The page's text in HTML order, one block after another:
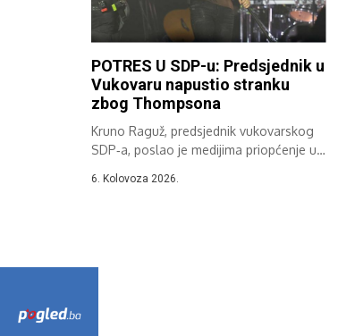
POTRES U SDP-u: Predsjednik u
Vukovaru napustio stranku
zbog Thompsona
Kruno Raguž, predsjednik vukovarskog
SDP‑a, poslao je medijima priopćenje u
6. Kolovoza 2026.